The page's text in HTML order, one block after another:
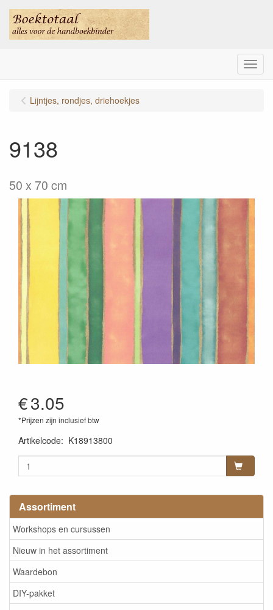
Menu
Assortiment
Workshops en cursussen
Nieuw in het assortiment
Waardebon
DIY-pakket
Lijntjes, rondjes, driehoekjes
9138
50 x 70 cm
€3.05
*Prijzen zijn inclusief btw
Artikelcode: K18913800